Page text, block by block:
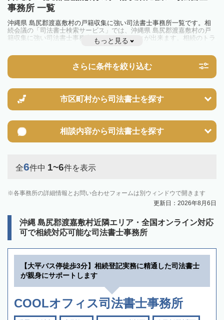
事務所 一覧
沖縄県 島尻郡渡嘉敷村の戸籍収集に強い司法書士事務所一覧です。相
続会議の「司法書士検索サービス」では、沖縄県 島尻郡渡嘉敷村の戸
籍収集に強い司法書士事務所を一覧で見ることが出来ます。相続のトラ
ブルやお悩みを抱えている方は一度近隣の司法書士に相談してみましょ
もっと見る
さらに条件を絞り込む
市区町村から司法書士を探す
相談内容から司法書士を探す
全6件中 1~6件を表示
各事務所の詳細情報とお問い合わせフォームは別ウィンドウで開きます
更新日：2026年8月6日
沖縄 島尻郡渡嘉敷村近隣エリア・全国オンライン対応
可で相続対応可能な司法書士事務所
【大平バス停徒歩3分】相続登記実務に精通した司法書士
が親身にサポートします
COOLオフィス司法書士事務所